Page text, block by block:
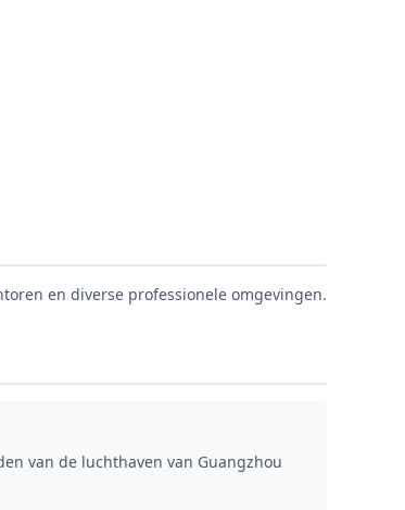
en diverse professionele omgevingen.
van de luchthaven van Guangzhou